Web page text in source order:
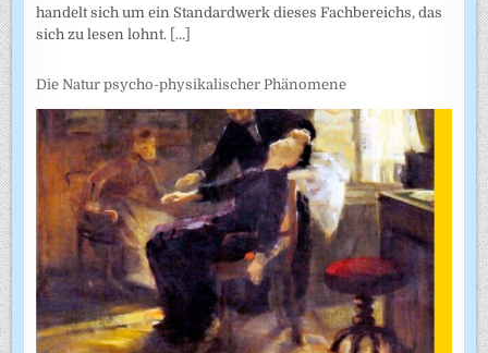
handelt sich um ein Standardwerk dieses Fachbereichs, das
sich zu lesen lohnt. [...]
Die Natur psycho-physikalischer Phänomene